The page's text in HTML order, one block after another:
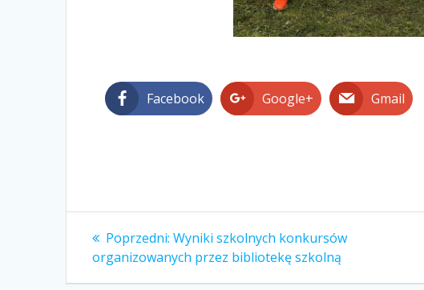
Facebook Google+ Gmail
Nawigacja
wpisu
Poprzedni: Poprzedni
wpis:
Wyniki szkolnych konkursów
organizowanych przez bibliotekę szkolną